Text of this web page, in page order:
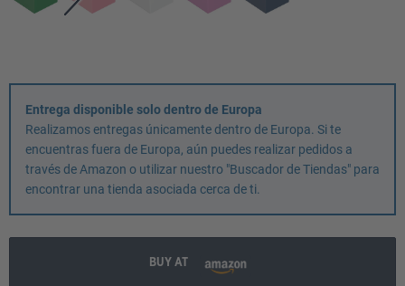
Entrega disponible solo dentro de Europa
Realizamos entregas únicamente dentro de Europa. Si te
encuentras fuera de Europa, aún puedes realizar pedidos a
través de Amazon o utilizar nuestro "Buscador de Tiendas" para
encontrar una tienda asociada cerca de ti.
BUY AT